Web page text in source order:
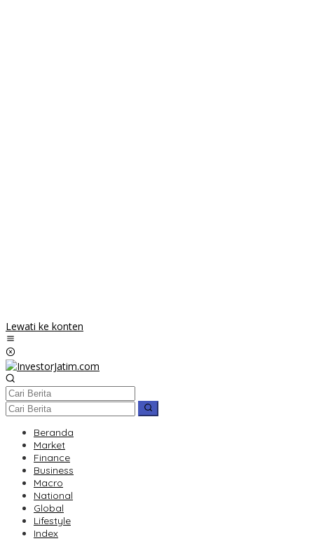
Lewati ke konten
Beranda
Market
Finance
Business
Macro
National
Global
Lifestyle
Index